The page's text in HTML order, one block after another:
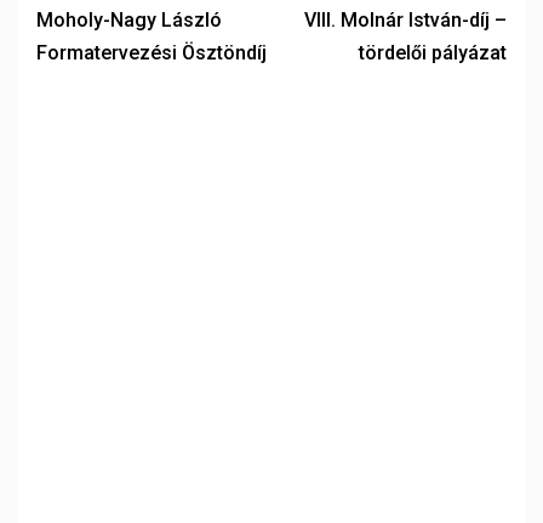
Moholy-Nagy László
Formatervezési Ösztöndíj
VIII. Molnár István-díj –
tördelői pályázat